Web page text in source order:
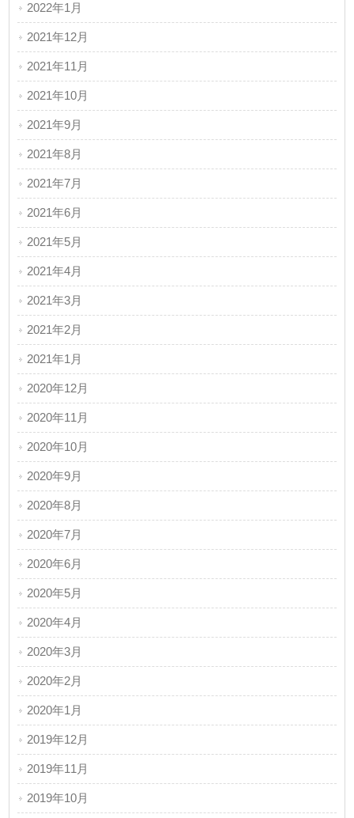
2022年1月
2021年12月
2021年11月
2021年10月
2021年9月
2021年8月
2021年7月
2021年6月
2021年5月
2021年4月
2021年3月
2021年2月
2021年1月
2020年12月
2020年11月
2020年10月
2020年9月
2020年8月
2020年7月
2020年6月
2020年5月
2020年4月
2020年3月
2020年2月
2020年1月
2019年12月
2019年11月
2019年10月